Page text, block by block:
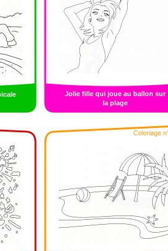
Jolie fille qui joue au ballon sur
la plage
Coloriage